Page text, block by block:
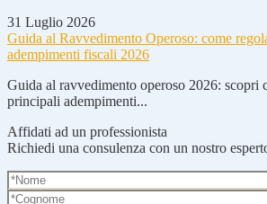
31 Luglio 2026
Guida al Ravvedimento Operoso: come
adempimenti fiscali 2026
Guida al ravvedimento operoso 2026: scopri
principali adempimenti...
Affidati ad un professionista
Richiedi una consulenza con un nostro